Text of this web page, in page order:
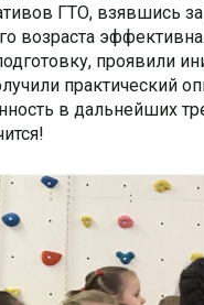
ГТО, взявшись
возраста
проявили
практический
в дальнейших